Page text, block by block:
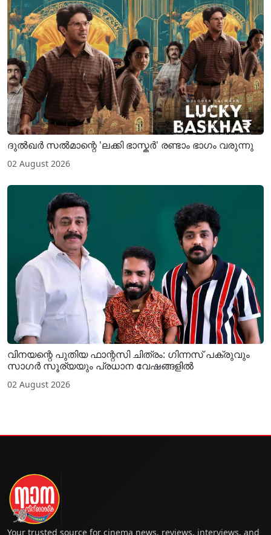
ദുൽഖർ സൽമാന്റെ 'ലക്കി ഭാസ്കർ' രണ്ടാം ഭാഗം വരുന്നു
02 August 2026
വിനയന്റെ പുതിയ ഫാന്റസി ചിത്രം: ഗിന്നസ് പക്രുവും
സാഗർ സൂര്യയും പ്രധാന വേഷങ്ങളിൽ
02 August 2026
Your trusted source for cinema news, reviews, interviews, and